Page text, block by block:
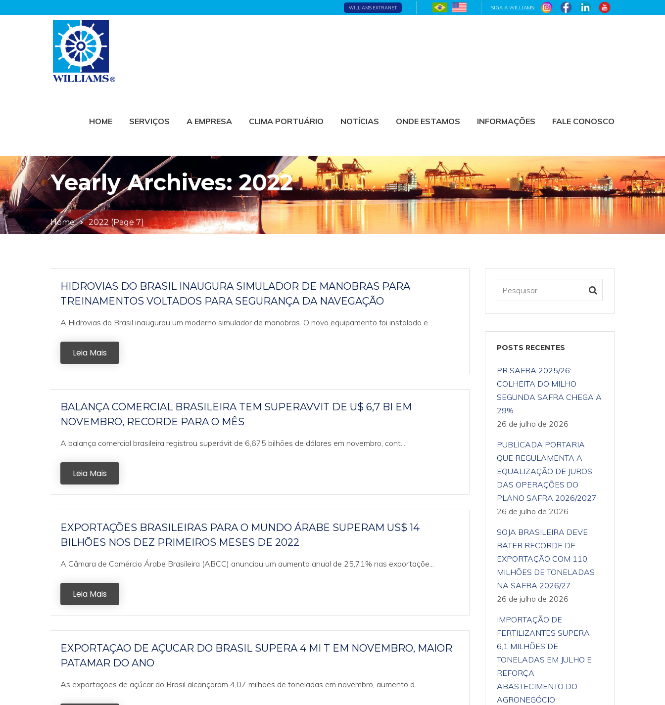
WILLIAMS EXTRANET SIGA A WILLIAMS:
HOME SERVIÇOS A EMPRESA CLIMA PORTUÁRIO NOTÍCIAS ONDE ESTAMOS INFORMAÇÕES FALE CONOSCO
Yearly Archives: 2022
Home 2022 (Page 7)
HIDROVIAS DO BRASIL INAUGURA SIMULADOR DE MANOBRAS PARA
TREINAMENTOS VOLTADOS PARA SEGURANÇA DA NAVEGAÇÃO
A Hidrovias do Brasil inaugurou um moderno simulador de manobras. O novo equipamento foi instalado e...
Leia Mais
BALANÇA COMERCIAL BRASILEIRA TEM SUPERAVVIT DE U$ 6,7 BI EM
NOVEMBRO, RECORDE PARA O MÊS
A balança comercial brasileira registrou superávit de 6,675 bilhões de dólares em novembro, cont...
Leia Mais
EXPORTAÇÕES BRASILEIRAS PARA O MUNDO ÁRABE SUPERAM US$ 14
BILHÕES NOS DEZ PRIMEIROS MESES DE 2022
A Câmara de Comércio Árabe Brasileira (ABCC) anunciou um aumento anual de 25,71% nas exportaçõe...
Leia Mais
EXPORTAÇAO DE AÇUCAR DO BRASIL SUPERA 4 MI T EM NOVEMBRO, MAIOR
PATAMAR DO ANO
As exportações de açúcar do Brasil alcançaram 4,07 milhões de toneladas em novembro, aumento d...
POSTS RECENTES
PR SAFRA 2025/26:
COLHEITA DO MILHO
SEGUNDA SAFRA CHEGA A
29%
26 de julho de 2026
PUBLICADA PORTARIA
QUE REGULAMENTA A
EQUALIZAÇÃO DE JUROS
DAS OPERAÇÕES DO
PLANO SAFRA 2026/2027
26 de julho de 2026
SOJA BRASILEIRA DEVE
BATER RECORDE DE
EXPORTAÇÃO COM 110
MILHÕES DE TONELADAS
NA SAFRA 2026/27
26 de julho de 2026
IMPORTAÇÃO DE
FERTILIZANTES SUPERA
6,1 MILHÕES DE
TONELADAS EM JULHO E
REFORÇA
ABASTECIMENTO DO
AGRONEGÓCIO